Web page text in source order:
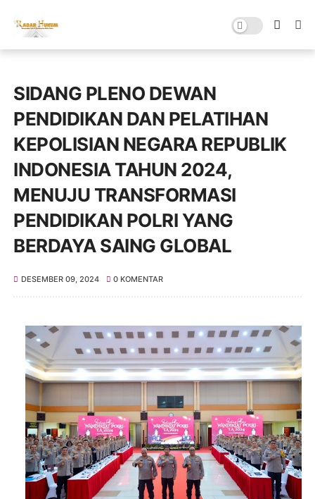
SIDANG PLENO DEWAN
PENDIDIKAN DAN PELATIHAN
KEPOLISIAN NEGARA REPUBLIK
INDONESIA TAHUN 2024,
MENUJU TRANSFORMASI
PENDIDIKAN POLRI YANG
BERDAYA SAING GLOBAL
DESEMBER 09, 2024 0 KOMENTAR